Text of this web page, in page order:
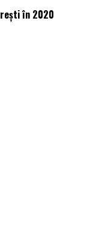
în 2020